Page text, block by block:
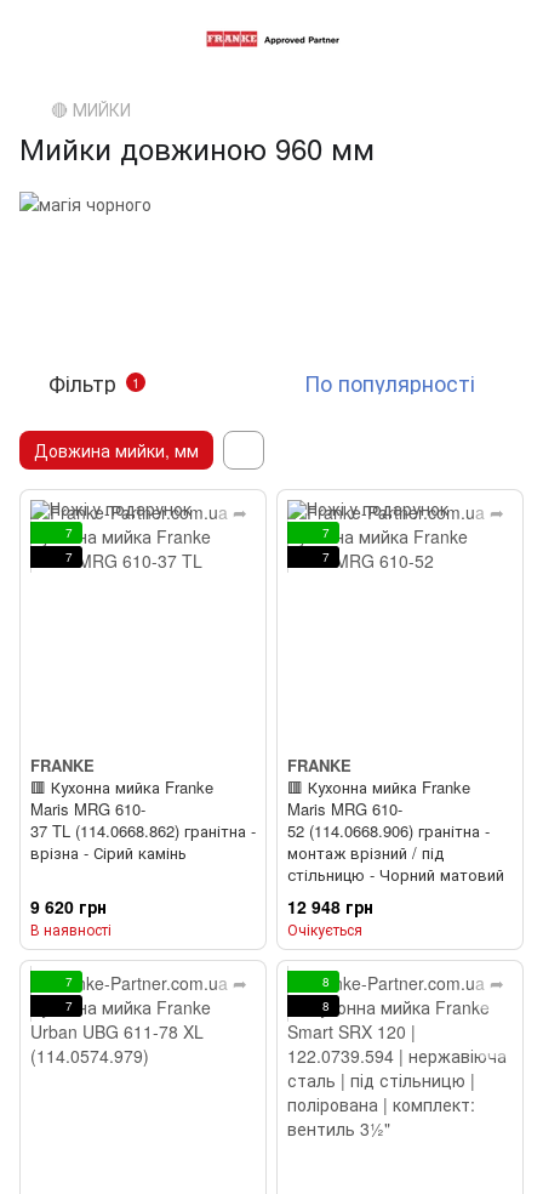
🔴 МИЙКИ
Мийки довжиною 960 мм
Фільтр 1 По популярності
Довжина мийки, мм
7
7
FRANKE
🟥 Кухонна мийка Franke
Maris MRG 610-
37 TL (114.0668.862) гранітна -
врізна - Сірий камінь
9 620 грн
В наявності
7
7
FRANKE
🟥 Кухонна мийка Franke
Maris MRG 610-
52 (114.0668.906) гранітна -
монтаж врізний / під
стільницю - Чорний матовий
12 948 грн
Очікується
7
7
8
8